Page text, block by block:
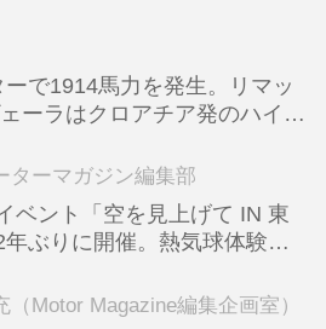
で1914馬力を発生。リマッ
ーラはクロアチア発のハイパ
】
ターマガジン編集部
ベント「空を見上げて IN 東
ぶりに開催。熱気球体験搭
も
（Motor Magazine編集企画室）